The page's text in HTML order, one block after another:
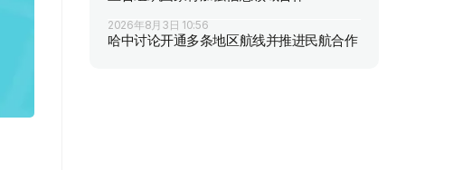
2026年8月3日 10:56
哈中讨论开通多条地区航线并推进民航合作